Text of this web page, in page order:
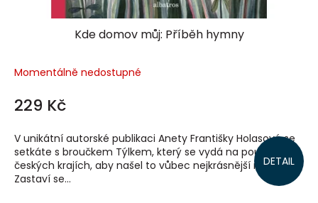
Kde domov můj: Příběh hymny
Momentálně nedostupné
229 Kč
DETAIL
V unikátní autorské publikaci Anety Františky Holasové se
setkáte s broučkem Týlkem, který se vydá na pouť po
českých krajích, aby našel to vůbec nejkrásnější místo.
Zastaví se...